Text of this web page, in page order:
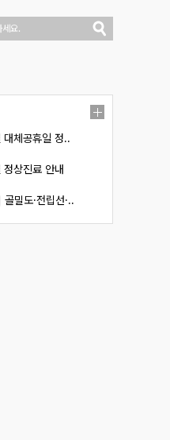
체공휴일 정..
상진료 안내
밀도·전립선·..